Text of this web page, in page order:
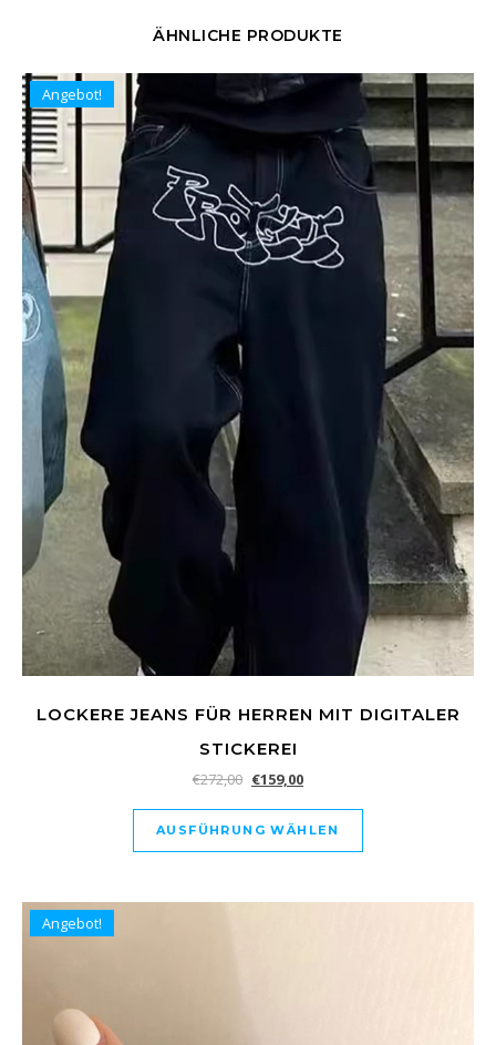
ÄHNLICHE PRODUKTE
Angebot!
LOCKERE JEANS FÜR HERREN MIT DIGITALER
STICKEREI
€272,00 €159,00
AUSFÜHRUNG WÄHLEN
Angebot!